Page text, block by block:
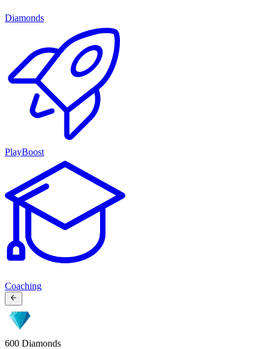
Diamonds
PlayBoost
Coaching
600 Diamonds